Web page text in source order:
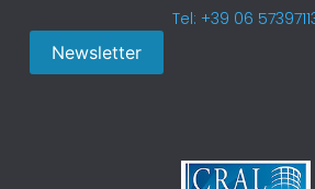
Tel: +39 06
Newsletter